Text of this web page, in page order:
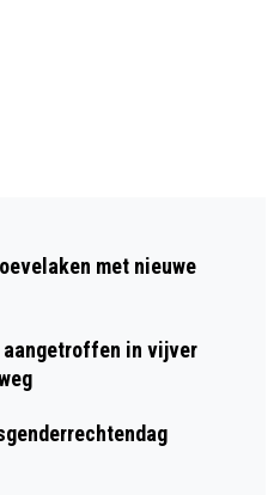
IN ZEEWOLDE
DUBBELTJES
ONDER
met nieuwe
aangetroffen in vijver